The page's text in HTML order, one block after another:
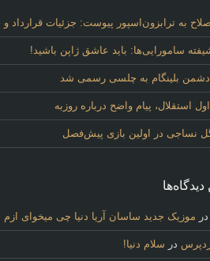
به ترابزون‌اسپور پیوست: جزئیات قرارداد و
سامورایی‌ها: باید عاشق ژاپن باشید!
دشمن بلینگام به چلسی رسمی شد
استقلال، پیام واضح درباره روزبه
نساجی در اولین بازی پیش‌فصل
موزیک جدید ساسان آریا دنیا چی میخوای ازم
در سلام دنیا!